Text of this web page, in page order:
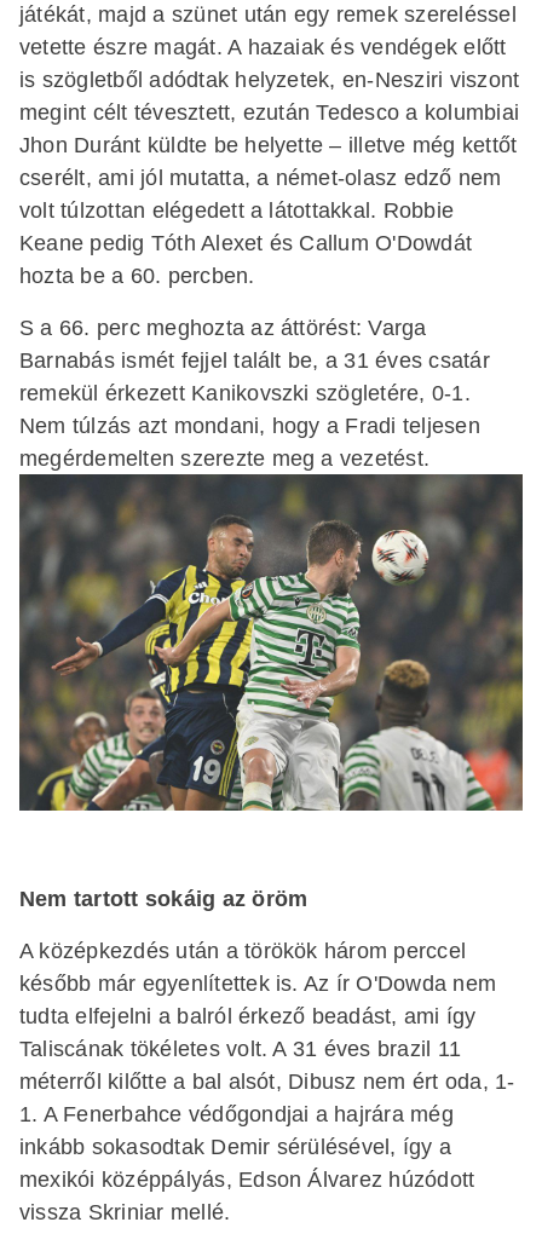
játékát, majd a szünet után egy remek szereléssel
vetette észre magát. A hazaiak és vendégek előtt
is szögletből adódtak helyzetek, en-Nesziri viszont
megint célt tévesztett, ezután Tedesco a kolumbiai
Jhon Duránt küldte be helyette – illetve még kettőt
cserélt, ami jól mutatta, a német-olasz edző nem
volt túlzottan elégedett a látottakkal. Robbie
Keane pedig Tóth Alexet és Callum O'Dowdát
hozta be a 60. percben.
S a 66. perc meghozta az áttörést: Varga
Barnabás ismét fejjel talált be, a 31 éves csatár
remekül érkezett Kanikovszki szögletére, 0-1.
Nem túlzás azt mondani, hogy a Fradi teljesen
megérdemelten szerezte meg a vezetést.
Nem tartott sokáig az öröm
A középkezdés után a törökök három perccel
később már egyenlítettek is. Az ír O'Dowda nem
tudta elfejelni a balról érkező beadást, ami így
Taliscának tökéletes volt. A 31 éves brazil 11
méterről kilőtte a bal alsót, Dibusz nem ért oda, 1-
1. A Fenerbahce védőgondjai a hajrára még
inkább sokasodtak Demir sérülésével, így a
mexikói középpályás, Edson Álvarez húzódott
vissza Skriniar mellé.